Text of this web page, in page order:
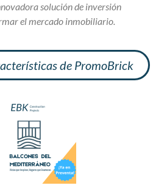
solución de inversión
el mercado inmobiliario.
de PromoBrick